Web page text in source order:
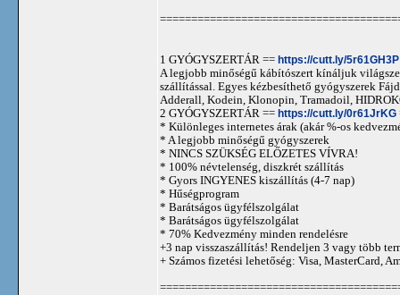
1 GYÓGYSZERTÁR == https://cutt.ly/5r61GH3P
A legjobb minőségű kábítószert kínáljuk
szállítással. Egyes kézbesíthető gyógyszerek
Adderall, Kodein, Klonopin, Tramadoil,
2 GYÓGYSZERTÁR == https://cutt.ly/0r61JrKG
* Különleges internetes árak (akár %-os
* A legjobb minőségű gyógyszerek
* NINCS SZÜKSÉG ELŐZETES VÍVRA!
* 100% névtelenség, diszkrét szállítás
* Gyors INGYENES kiszállítás (4-7 nap)
* Hűségprogram
* Barátságos ügyfélszolgálat
* Barátságos ügyfélszolgálat
* 70% Kedvezmény minden rendelésre
+3 nap visszaszállítás! Rendeljen 3 vagy több
+ Számos fizetési lehetőség: Visa, MasterCard,